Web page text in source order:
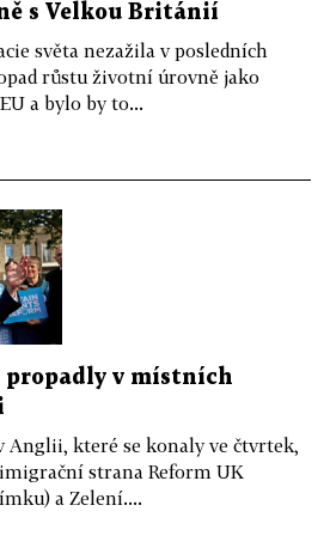
s Velkou Británií
světa nezažila v posledních
růstu životní úrovně jako
a bylo by to...
v místních
Anglii, které se konaly ve čtvrtek,
strana Reform UK
a Zelení....